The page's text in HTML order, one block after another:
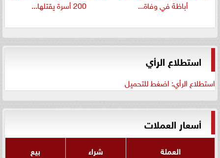
أباظة في وفاة...
200 أسرة يقتلها...
استطلاع الرأي
استطلاع الرأي: اضغط للتحميل
أسعار العملات
العملة شراء بيع